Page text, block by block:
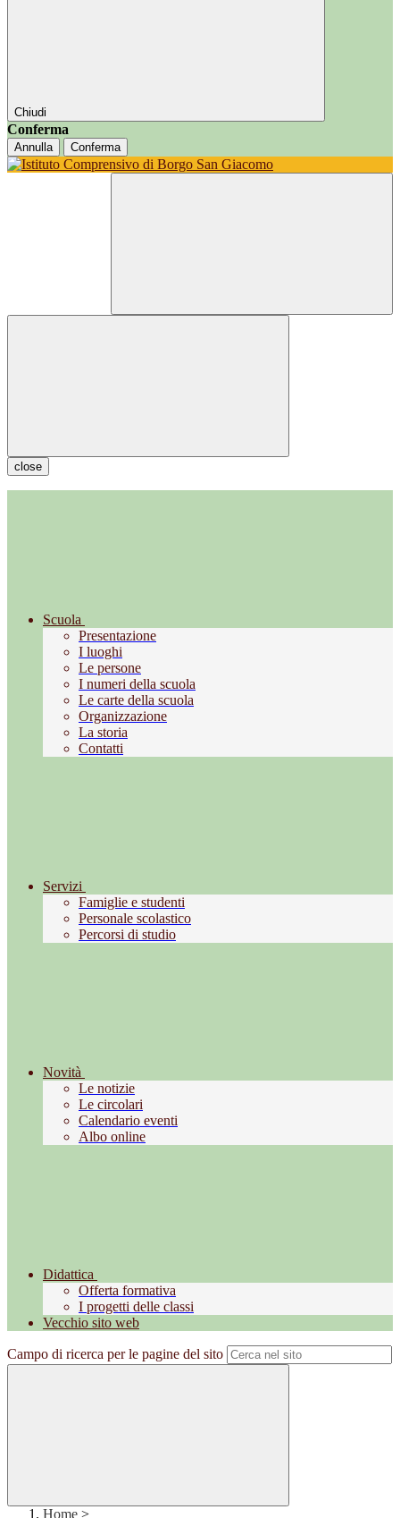
Chiudi
Conferma
Annulla Conferma
close
Scuola
Presentazione
I luoghi
Le persone
I numeri della scuola
Le carte della scuola
Organizzazione
La storia
Contatti
Servizi
Famiglie e studenti
Personale scolastico
Percorsi di studio
Novità
Le notizie
Le circolari
Calendario eventi
Albo online
Didattica
Offerta formativa
I progetti delle classi
Vecchio sito web
Campo di ricerca per le pagine del sito
Home >